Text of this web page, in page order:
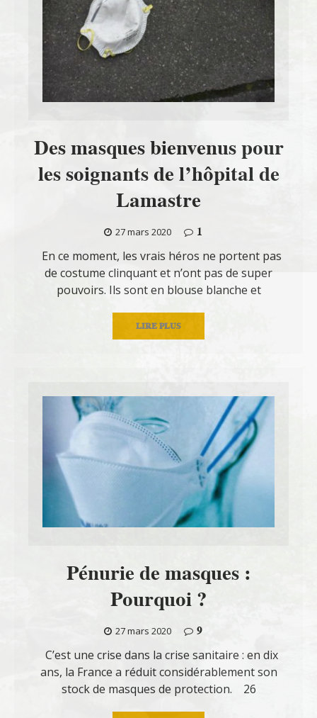
Des masques bienvenus pour
les soignants de l’hôpital de
Lamastre
27 mars 2020
1
En ce moment, les vrais héros ne portent pas
de costume clinquant et n’ont pas de super
pouvoirs. Ils sont en blouse blanche et
LIRE PLUS
Pénurie de masques :
Pourquoi ?
27 mars 2020
9
C’est une crise dans la crise sanitaire : en dix
ans, la France a réduit considérablement son
stock de masques de protection. 26